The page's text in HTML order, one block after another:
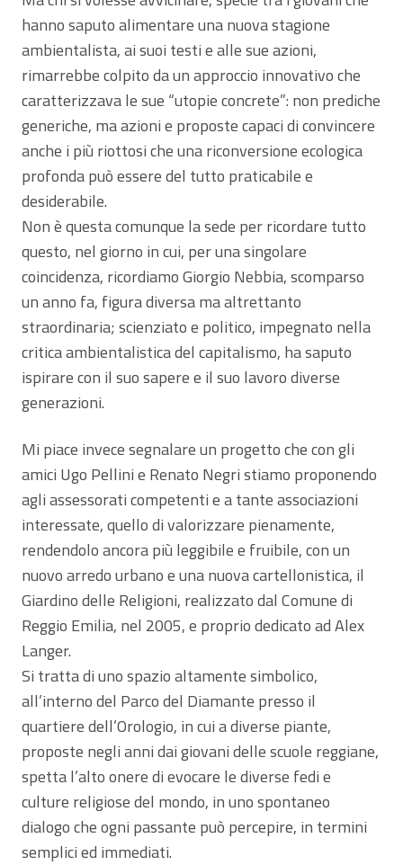
hanno saputo alimentare una nuova stagione
ambientalista, ai suoi testi e alle sue azioni,
rimarrebbe colpito da un approccio innovativo che
caratterizzava le sue “utopie concrete”: non prediche
generiche, ma azioni e proposte capaci di convincere
anche i più riottosi che una riconversione ecologica
profonda può essere del tutto praticabile e
desiderabile.
Non è questa comunque la sede per ricordare tutto
questo, nel giorno in cui, per una singolare
coincidenza, ricordiamo Giorgio Nebbia, scomparso
un anno fa, figura diversa ma altrettanto
straordinaria; scienziato e politico, impegnato nella
critica ambientalistica del capitalismo, ha saputo
ispirare con il suo sapere e il suo lavoro diverse
generazioni.
Mi piace invece segnalare un progetto che con gli
amici Ugo Pellini e Renato Negri stiamo proponendo
agli assessorati competenti e a tante associazioni
interessate, quello di valorizzare pienamente,
rendendolo ancora più leggibile e fruibile, con un
nuovo arredo urbano e una nuova cartellonistica, il
Giardino delle Religioni, realizzato dal Comune di
Reggio Emilia, nel 2005, e proprio dedicato ad Alex
Langer.
Si tratta di uno spazio altamente simbolico,
all’interno del Parco del Diamante presso il
quartiere dell’Orologio, in cui a diverse piante,
proposte negli anni dai giovani delle scuole reggiane,
spetta l’alto onere di evocare le diverse fedi e
culture religiose del mondo, in uno spontaneo
dialogo che ogni passante può percepire, in termini
semplici ed immediati.